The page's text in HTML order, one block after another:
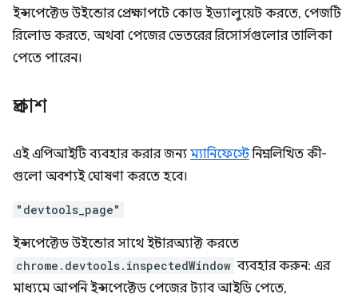
ইন্সপেক্টেড উইন্ডোর প্রেক্ষাপটে কোড ইভ্যালুয়েট করতে, পেজটি
রিলোড করতে, অথবা পেজের ভেতরের রিসোর্সগুলোর তালিকা
পেতে পারেন।
প্রকাশ
এই এপিআইটি ব্যবহার করার জন্য ম্যানিফেস্টেনিম্নলিখিত কী-
গুলো অবশ্যই ঘোষণা করতে হবে।
"devtools_page"
ইন্সপেক্টেড উইন্ডোর সাথে ইন্টারঅ্যাক্ট করতে
chrome.devtools.inspectedWindow ব্যবহার করুন: এর
মাধ্যমে আপনি ইন্সপেক্টেড পেজের ট্যাব আইডি পেতে,